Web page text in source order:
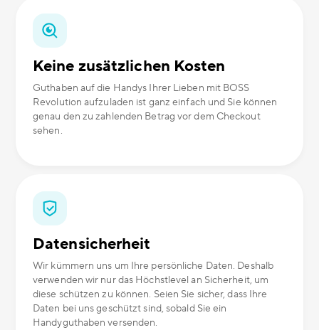
Keine zusätzlichen Kosten
Guthaben auf die Handys Ihrer Lieben mit BOSS
Revolution aufzuladen ist ganz einfach und Sie können
genau den zu zahlenden Betrag vor dem Checkout
sehen.
Datensicherheit
Wir kümmern uns um Ihre persönliche Daten. Deshalb
verwenden wir nur das Höchstlevel an Sicherheit, um
diese schützen zu können. Seien Sie sicher, dass Ihre
Daten bei uns geschützt sind, sobald Sie ein
Handyguthaben versenden.